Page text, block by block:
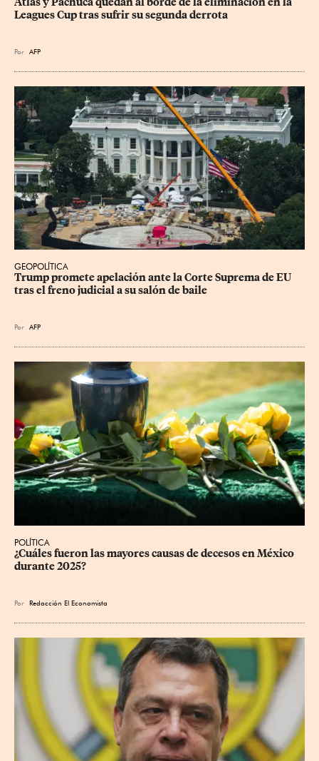
Leagues Cup tras sufrir su segunda derrota
Por AFP
GEOPOLÍTICA
Trump promete apelación ante la Corte Suprema de EU
tras el freno judicial a su salón de baile
Por AFP
POLÍTICA
¿Cuáles fueron las mayores causas de decesos en México
durante 2025?
Por Redacción El Economista